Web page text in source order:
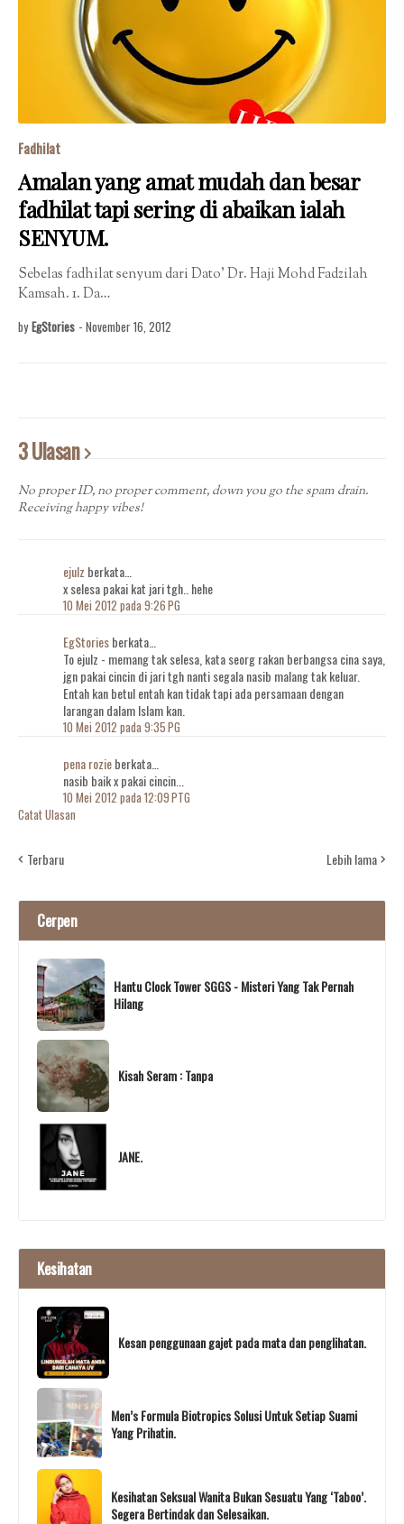
Fadhilat
Amalan yang amat mudah dan besar
fadhilat tapi sering di abaikan ialah
SENYUM.
Sebelas fadhilat senyum dari Dato' Dr. Haji Mohd Fadzilah
Kamsah. 1. Da…
by EgStories - November 16, 2012
3 Ulasan
No proper ID, no proper comment, down you go the spam drain.
Receiving happy vibes!
ejulz berkata…
x selesa pakai kat jari tgh.. hehe
10 Mei 2012 pada 9:26 PG
EgStoriesberkata…
To ejulz - memang tak selesa, kata seorg rakan berbangsa cina saya,
jgn pakai cincin di jari tgh nanti segala nasib malang tak keluar.
Entah kan betul entah kan tidak tapi ada persamaan dengan
larangan dalam Islam kan.
10 Mei 2012 pada 9:35 PG
pena rozieberkata…
nasib baik x pakai cincin...
10 Mei 2012 pada 12:09 PTG
Catat Ulasan
Terbaru Lebih lama
Cerpen
Hantu Clock Tower SGGS - Misteri Yang Tak Pernah
Hilang
Kisah Seram : Tanpa
JANE.
Kesihatan
Kesan penggunaan gajet pada mata dan penglihatan.
Men’s Formula Biotropics Solusi Untuk Setiap Suami
Yang Prihatin.
Kesihatan Seksual Wanita Bukan Sesuatu Yang ‘Taboo’.
Segera Bertindak dan Selesaikan.